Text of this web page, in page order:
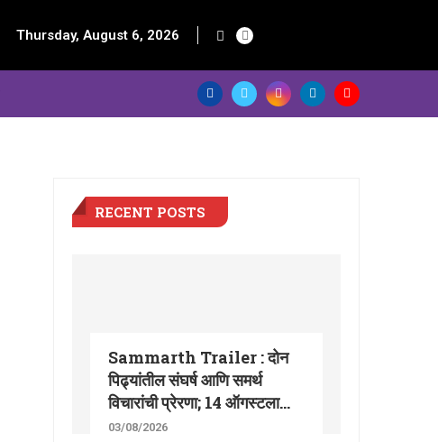
Thursday, August 6, 2026
RECENT POSTS
Sammarth Trailer : दोन
पिढ्यांतील संघर्ष आणि समर्थ
विचारांची प्रेरणा; 14 ऑगस्टला...
03/08/2026